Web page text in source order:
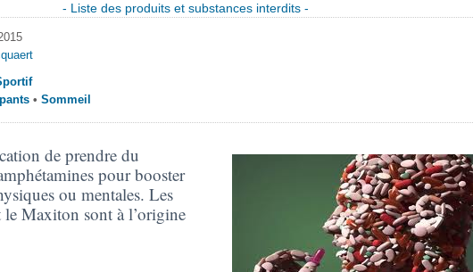
- Liste des produits et substances interdits -
• Sommeil
de prendre du
pour booster
ou mentales. Les
Maxiton sont à l’origine